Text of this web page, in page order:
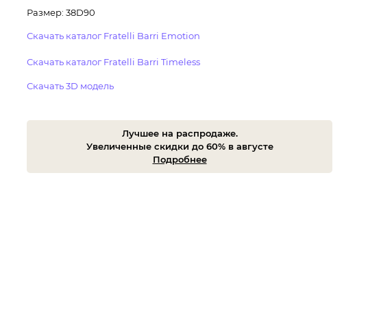
Размер: 38D90
Скачать каталог Fratelli Barri Emotion
Скачать каталог Fratelli Barri Timeless
Скачать 3D модель
Лучшее на распродаже.
Увеличенные скидки до 60% в августе
Подробнее